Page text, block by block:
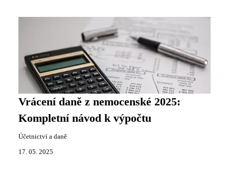
Vrácení daně z nemocenské 2025:
Kompletní návod k výpočtu
Účetnictví a daně
17. 05. 2025